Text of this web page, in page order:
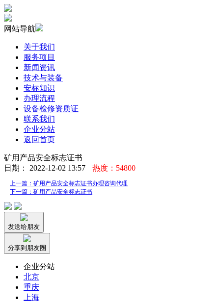
网站导航
关于我们
服务项目
新闻资讯
技术与装备
安标知识
办理流程
设备检修资质证
联系我们
企业分站
返回首页
矿用产品安全标志证书
日期： 2022-12-02 13:57
热度：54800
上一篇：矿用产品安全标志证书办理咨询代理
下一篇：矿用产品安全标志证书
发送给朋友
分享到朋友圈
企业分站
北京
重庆
上海